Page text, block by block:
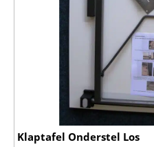
Klaptafel Onderstel Los